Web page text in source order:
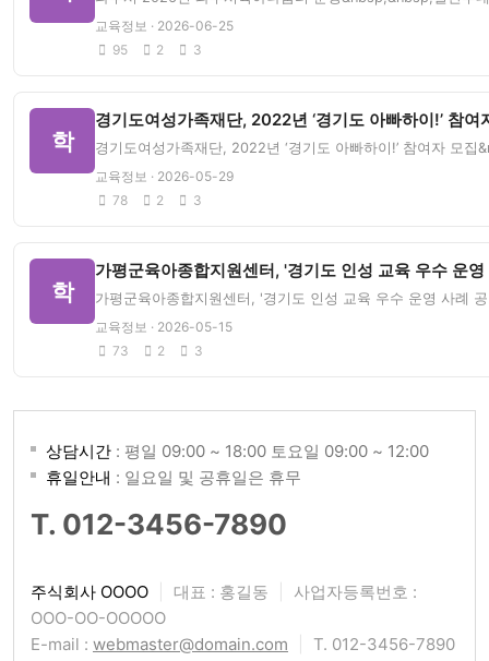
교육정보 · 2026-06-25
95
2 3
학
경기도여성가족재단, 2022년 ‘경기도 아빠하이!’ 참
경기도여성가족재단, 2022년 ‘경기도 아빠하이!’ 참여자 모
교육정보 · 2026-05-29
78
2 3
학
가평군육아종합지원센터, '경기도 인성 교육 우수 운
가평군육아종합지원센터, '경기도 인성 교육 우수 운영 사례
교육정보 · 2026-05-15
73
2 3
상담시간 : 평일 09:00 ~ 18:00 토요일 09:00 ~ 12:00
휴일안내 : 일요일 및 공휴일은 휴무
T. 012-3456-7890
주식회사 OOOO 대표 : 홍길동
사업자등록번호 :
OOO-OO-OOOOO
E-mail : webmaster@domain.com T. 012-3456-7890